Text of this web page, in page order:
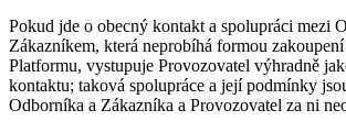
Pokud jde o obecný kontakt a spolupráci mezi
Zákazníkem, která neprobíhá formou
Platformu, vystupuje Provozovatel výhradně
kontaktu; taková spolupráce a její podmínky
Odborníka a Zákazníka a Provozovatel za ni